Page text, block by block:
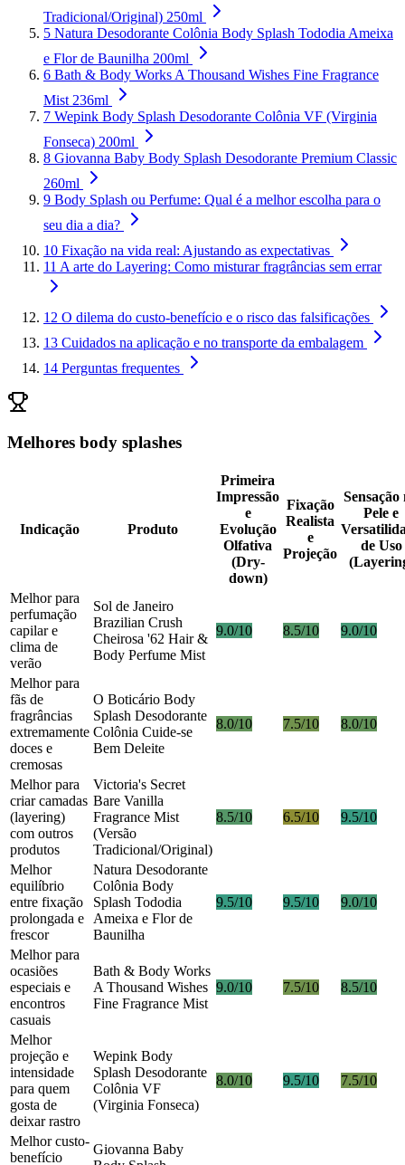
Tradicional/Original) 250ml
5 Natura Desodorante Colônia Body Splash Tododia Ameixa
e Flor de Baunilha 200ml
6 Bath & Body Works A Thousand Wishes Fine Fragrance
Mist 236ml
7 Wepink Body Splash Desodorante Colônia VF (Virginia
Fonseca) 200ml
8 Giovanna Baby Body Splash Desodorante Premium Classic
260ml
9 Body Splash ou Perfume: Qual é a melhor escolha para o
seu dia a dia?
10 Fixação na vida real: Ajustando as expectativas
11 A arte do Layering: Como misturar fragrâncias sem errar
12 O dilema do custo-benefício e o risco das falsificações
13 Cuidados na aplicação e no transporte da embalagem
14 Perguntas frequentes
Melhores body splashes
Indicação Produto
Primeira
Impressão
e
Evolução
Olfativa
(Dry-
down)
Fixação
Realista
e
Projeção
Sensação
Pele e
de Uso
Melhor para
perfumação
capilar e
clima de
verão
Sol de Janeiro
Brazilian Crush
Cheirosa '62 Hair &
Body Perfume Mist
9.0/10 8.5/10 9.0/10
Melhor para
fãs de
fragrâncias
extremamente
doces e
cremosas
O Boticário Body
Splash Desodorante
Colônia Cuide-se
Bem Deleite
8.0/10 7.5/10 8.0/10
Melhor para
criar camadas
(layering)
com outros
produtos
Victoria's Secret
Bare Vanilla
Fragrance Mist
(Versão
Tradicional/Original)
8.5/10 6.5/10 9.5/10
Melhor
equilíbrio
entre fixação
prolongada e
frescor
Natura Desodorante
Colônia Body
Splash Tododia
Ameixa e Flor de
Baunilha
9.5/10 9.5/10 9.0/10
Melhor para
ocasiões
especiais e
encontros
casuais
Bath & Body Works
A Thousand Wishes
Fine Fragrance Mist
9.0/10 7.5/10 8.5/10
Melhor
projeção e
intensidade
para quem
gosta de
deixar rastro
Wepink Body
Splash Desodorante
Colônia VF
(Virginia Fonseca)
8.0/10 9.5/10 7.5/10
Melhor custo-
benefício
Giovanna Baby